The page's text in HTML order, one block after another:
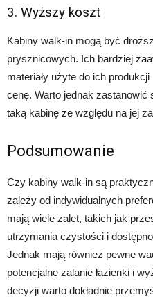
3. Wyższy koszt
Kabiny walk-in mogą być
prysznicowych. Ich bardziej
materiały użyte do ich
cenę. Warto jednak
taką kabinę ze względu na jej
Podsumowanie
Czy kabiny walk-in są
zależy od indywidualnych
mają wiele zalet, takich jak
utrzymania czystości i
Jednak mają również pewne
potencjalne zalanie łazienki i
decyzji warto dokładnie